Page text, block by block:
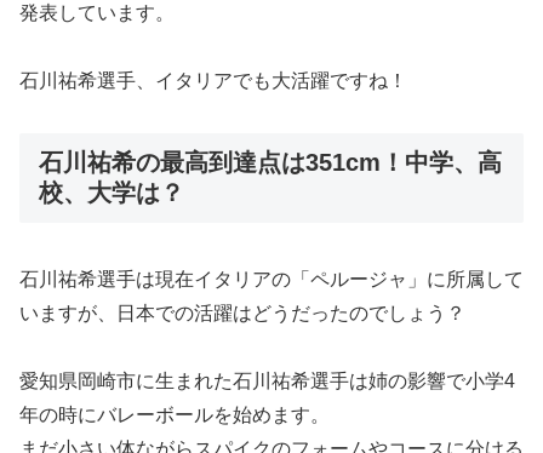
発表しています。
石川祐希選手、イタリアでも大活躍ですね！
石川祐希の最高到達点は351cm！中学、高
校、大学は？
石川祐希選手は現在イタリアの「ペルージャ」に所属して
いますが、日本での活躍はどうだったのでしょう？
愛知県岡崎市に生まれた石川祐希選手は姉の影響で小学4
年の時にバレーボールを始めます。